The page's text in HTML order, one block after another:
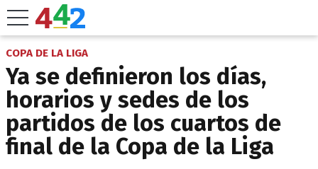
COPA DE LA LIGA
Ya se definieron los días,
horarios y sedes de los
partidos de los cuartos de
final de la Copa de la Liga